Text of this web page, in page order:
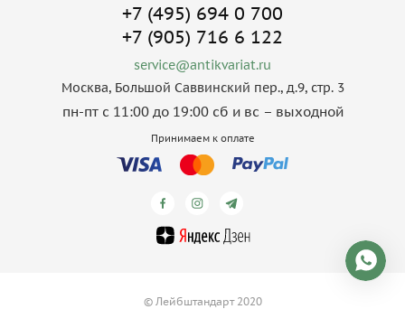
+7 (495) 694 0 700
+7 (905) 716 6 122
service@antikvariat.ru
Москва, Большой Саввинский пер., д.9, стр. 3
пн-пт с 11:00 до 19:00 сб и вс – выходной
Принимаем к оплате
© Лейбштандарт 2020